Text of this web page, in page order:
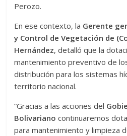
Perozo.
En ese contexto, la Gerente
y Control de Vegetación de
Hernández, detalló que la
mantenimiento preventivo de
distribución para los sistemas
territorio nacional.
“Gracias a las acciones del
Bolivariano continuaremos
para mantenimiento y limpieza